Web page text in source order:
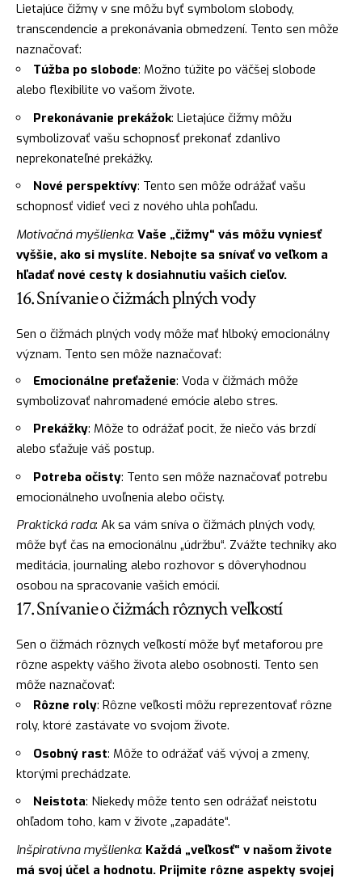
Lietajúce čižmy v sne môžu byť symbolom slobody,
transcendencie a prekonávania obmedzení. Tento sen môže
naznačovať:
Túžba po slobode: Možno túžite po väčšej slobode
alebo flexibilite vo vašom živote.
Prekonávanie prekážok: Lietajúce čižmy môžu
symbolizovať vašu schopnosť prekonať zdanlivo
neprekonateľné prekážky.
Nové perspektívy: Tento sen môže odrážať vašu
schopnosť vidieť veci z nového uhla pohľadu.
Motivačná myšlienka: Vaše „čižmy“ vás môžu vyniesť
vyššie, ako si myslíte. Nebojte sa snívať vo veľkom a
hľadať nové cesty k dosiahnutiu vašich cieľov.
16. Snívanie o čižmách plných vody
Sen o čižmách plných vody môže mať hlboký emocionálny
význam. Tento sen môže naznačovať:
Emocionálne preťaženie: Voda v čižmách môže
symbolizovať nahromadené emócie alebo stres.
Prekážky: Môže to odrážať pocit, že niečo vás brzdí
alebo sťažuje váš postup.
Potreba očisty: Tento sen môže naznačovať potrebu
emocionálneho uvoľnenia alebo očisty.
Praktická rada: Ak sa vám sníva o čižmách plných vody,
môže byť čas na emocionálnu „údržbu“. Zvážte techniky ako
meditácia, journaling alebo rozhovor s dôveryhodnou
osobou na spracovanie vašich emócií.
17. Snívanie o čižmách rôznych veľkostí
Sen o čižmách rôznych veľkostí môže byť metaforou pre
rôzne aspekty vášho života alebo osobnosti. Tento sen
môže naznačovať:
Rôzne roly: Rôzne veľkosti môžu reprezentovať rôzne
roly, ktoré zastávate vo svojom živote.
Osobný rast: Môže to odrážať váš vývoj a zmeny,
ktorými prechádzate.
Neistota: Niekedy môže tento sen odrážať neistotu
ohľadom toho, kam v živote „zapadáte“.
Inšpiratívna myšlienka: Každá „veľkosť“ v našom živote
má svoj účel a hodnotu. Prijmite rôzne aspekty svojej